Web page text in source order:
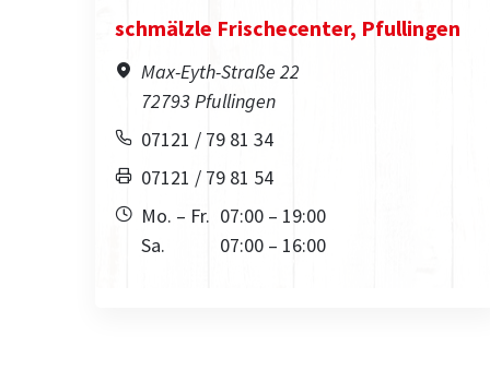
schmälzle Frischecenter, Pfullingen
Max-Eyth-Straße 22
72793 Pfullingen
07121 / 79 81 34
07121 / 79 81 54
Mo. – Fr. 07:00 – 19:00
Sa.
07:00 – 16:00